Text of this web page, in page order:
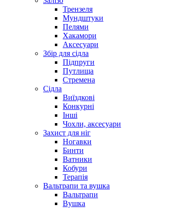
Трензеля
Мундштуки
Пелями
Хакамори
Аксесуари
Збір для сідла
Підпруги
Путлища
Стремена
Сідла
Виїздкові
Конкурні
Інші
Чохли, аксесуари
Захист для ніг
Ногавки
Бинти
Ватники
Кобури
Терапія
Вальтрапи та вушка
Вальтрапи
Вушка